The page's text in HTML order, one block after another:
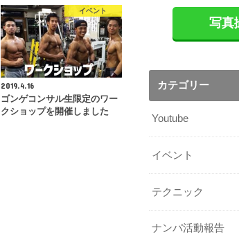
イベント
2019.4.16
ゴンゲコンサル生限定のワー
クショップを開催しました
写真
カテゴリー
Youtube
イベント
テクニック
ナンパ活動報告